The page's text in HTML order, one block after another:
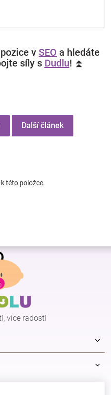
v SEO a hledáte
síly s Dudlu! ⏫
Další článek
této položce.
více radostí